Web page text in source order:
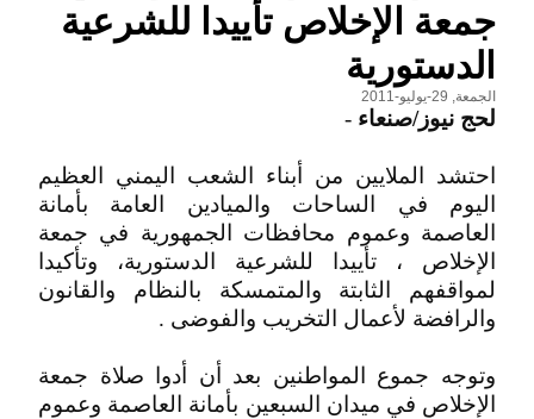
جمعة الإخلاص تأييدا للشرعية
الدستورية
الجمعة, 29-يوليو-2011
لحج نيوز/صنعاء -
احتشد الملايين من أبناء الشعب اليمني العظيم
اليوم في الساحات والميادين العامة بأمانة
العاصمة وعموم محافظات الجمهورية في جمعة
الإخلاص ، تأييدا للشرعية الدستورية، وتأكيدا
لمواقفهم الثابتة والمتمسكة بالنظام والقانون
والرافضة لأعمال التخريب والفوضى .
وتوجه جموع المواطنين بعد أن أدوا صلاة جمعة
الإخلاص في ميدان السبعين بأمانة العاصمة وعموم